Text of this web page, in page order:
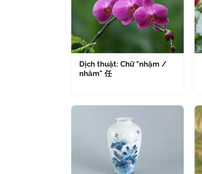
Dịch thuật: Chữ "nhậm /
nhâm" 任